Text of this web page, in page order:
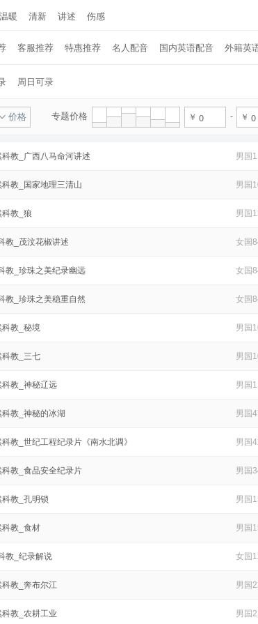
温暖 清新 讲述 伤感
客服推荐 特惠推荐 名人配音 国内英语配音 外籍英
周日可录
价格 专题价格
教_广西八马命河讲述 男国
教_国家地理三清山 男国
教_狼 男国
教_茂汶花椒讲述 女国
教_珍珠之美纪录幽远 女国
教_珍珠之美稳重自然 女国
教_秘境 男国
教_三七 男国
教_神秘辽远 男国
教_神秘的冰湖 男国
教_世纪工程纪录片《南水北调》 男国
教_食品安全纪录片 男国
教_孔明锁 男国
教_食材 男国
教_纪录解说 女国
教_奔布尔江 男国
教_农耕工业 男国